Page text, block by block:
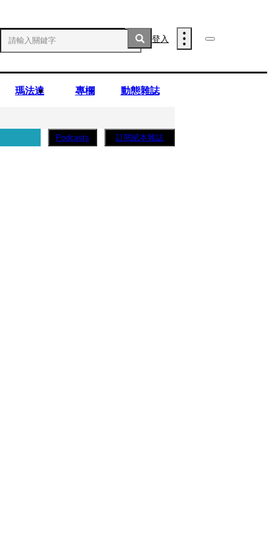
登入
瑪法達 專欄 動態雜誌
Podcasts 訂閱紙本雜誌